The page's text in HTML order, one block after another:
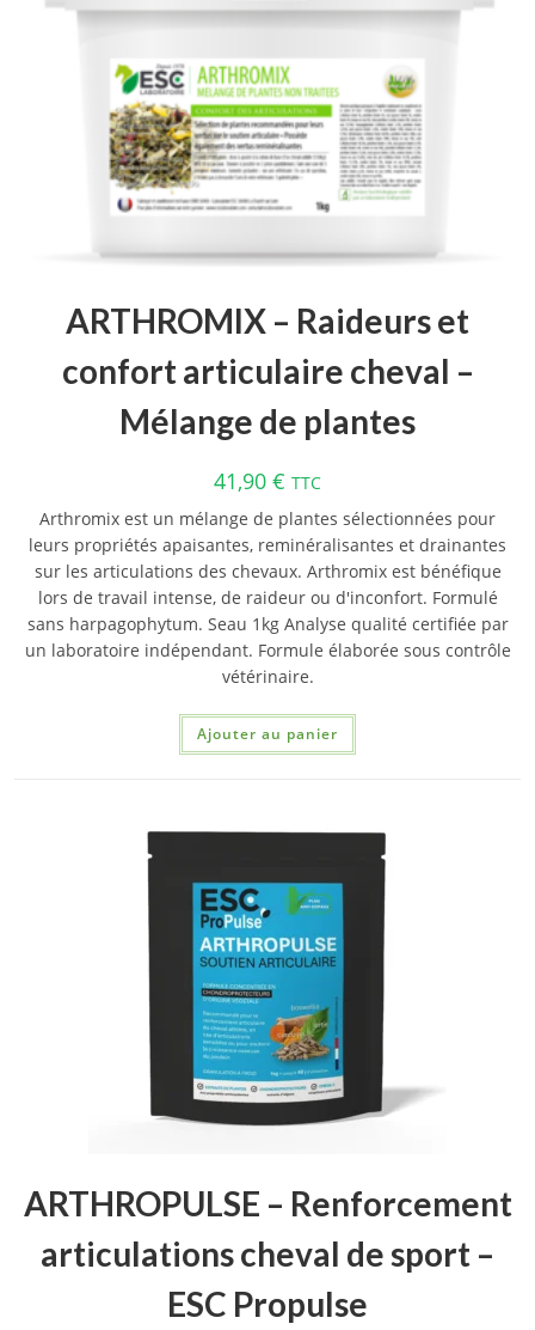
ARTHROMIX – Raideurs et
confort articulaire cheval –
Mélange de plantes
41,90 € TTC
Arthromix est un mélange de plantes sélectionnées pour
leurs propriétés apaisantes, reminéralisantes et drainantes
sur les articulations des chevaux. Arthromix est bénéfique
lors de travail intense, de raideur ou d'inconfort. Formulé
sans harpagophytum. Seau 1kg Analyse qualité certifiée par
un laboratoire indépendant. Formule élaborée sous contrôle
vétérinaire.
Ajouter au panier
ARTHROPULSE – Renforcement
articulations cheval de sport –
ESC Propulse